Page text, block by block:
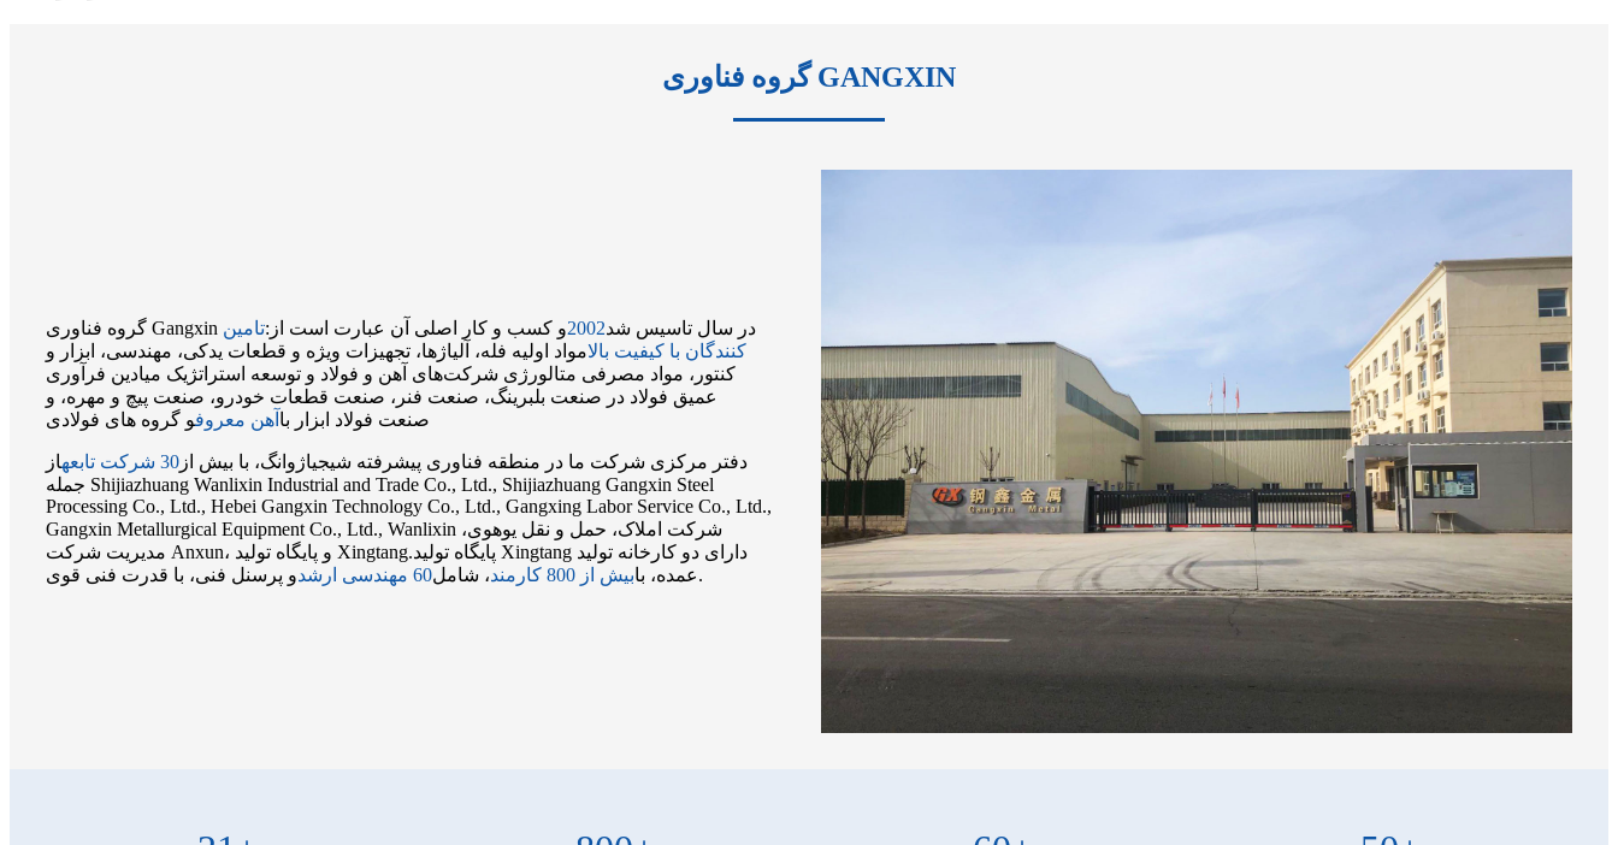
گروه فناوری GANGXIN
گروه فناوری Gangxin در سال تاسیس شد2002و کسب و کار اصلی آن عبارت است از:تامین
کنندگان با کیفیت بالامواد اولیه فله، آلیاژها، تجهیزات ویژه و قطعات یدکی، مهندسی، ابزار و
کنتور، مواد مصرفی متالورژی شرکت‌های آهن و فولاد و توسعه استراتژیک میادین فرآوری
عمیق فولاد در صنعت بلبرینگ، صنعت فنر، صنعت قطعات خودرو، صنعت پیچ و مهره، و
صنعت فولاد ابزار با آهن معروفو گروه های فولادی
دفتر مرکزی شرکت ما در منطقه فناوری پیشرفته شیجیاژوانگ، با بیش از 30 شرکت تابعه
از
جمله Shijiazhuang Wanlixin Industrial and Trade Co., Ltd., Shijiazhuang Gangxin Steel
Processing Co., Ltd., Hebei Gangxin Technology Co., Ltd., Gangxing Labor Service Co., Ltd.,
Gangxin Metallurgical Equipment Co., Ltd., Wanlixin شرکت املاک، حمل و نقل یوهوی،
مدیریت شرکت Anxun، و پایگاه تولید Xingtang.پایگاه تولید Xingtang دارای دو کارخانه تولید
عمده، بابیش از 800 کارمند ، شامل60 مهندسی ارشد و پرسنل فنی، با قدرت فنی قوی.